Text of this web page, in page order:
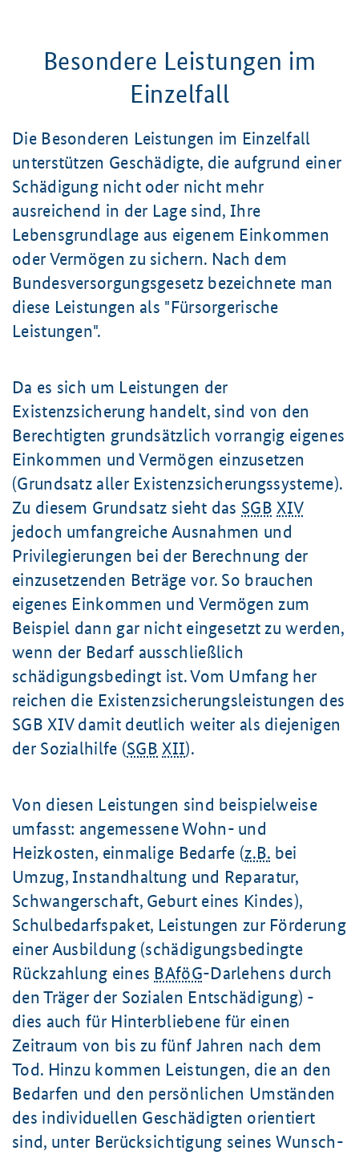
Besondere Leistungen im
Einzelfall
Die Besonderen Leistungen im Einzelfall
unterstützen Geschädigte, die aufgrund einer
Schädigung nicht oder nicht mehr
ausreichend in der Lage sind, Ihre
Lebensgrundlage aus eigenem Einkommen
oder Vermögen zu sichern. Nach dem
Bundesversorgungsgesetz bezeichnete man
diese Leistungen als "Fürsorgerische
Leistungen".
Da es sich um Leistungen der
Existenzsicherung handelt, sind von den
Berechtigten grundsätzlich vorrangig eigenes
Einkommen und Vermögen einzusetzen
(Grundsatz aller Existenzsicherungssysteme).
Zu diesem Grundsatz sieht das SGB XIV
jedoch umfangreiche Ausnahmen und
Privilegierungen bei der Berechnung der
einzusetzenden Beträge vor. So brauchen
eigenes Einkommen und Vermögen zum
Beispiel dann gar nicht eingesetzt zu werden,
wenn der Bedarf ausschließlich
schädigungsbedingt ist. Vom Umfang her
reichen die Existenzsicherungsleistungen des
SGB XIV damit deutlich weiter als diejenigen
der Sozialhilfe (SGB XII).
Von diesen Leistungen sind beispielweise
umfasst: angemessene Wohn- und
Heizkosten, einmalige Bedarfe (z.B. bei
Umzug, Instandhaltung und Reparatur,
Schwangerschaft, Geburt eines Kindes),
Schulbedarfspaket, Leistungen zur Förderung
einer Ausbildung (schädigungsbedingte
Rückzahlung eines BAföG-Darlehens durch
den Träger der Sozialen Entschädigung) -
dies auch für Hinterbliebene für einen
Zeitraum von bis zu fünf Jahren nach dem
Tod. Hinzu kommen Leistungen, die an den
Bedarfen und den persönlichen Umständen
des individuellen Geschädigten orientiert
sind, unter Berücksichtigung seines Wunsch-